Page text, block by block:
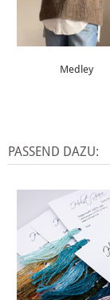
Medley
PASSEND DAZU: